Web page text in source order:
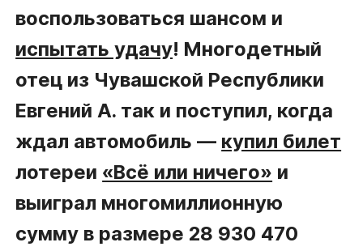
воспользоваться шансом и
испытать удачу! Многодетный
отец из Чувашской Республики
Евгений А. так и поступил, когда
ждал автомобиль — купил билет
лотереи «Всё или ничего» и
выиграл многомиллионную
сумму в размере 28 930 470